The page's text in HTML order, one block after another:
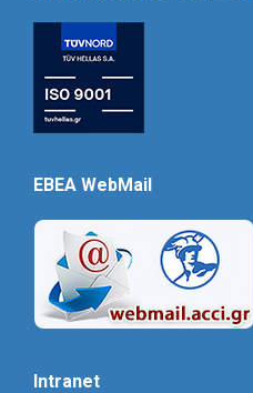
EBEA WebMail
Intranet